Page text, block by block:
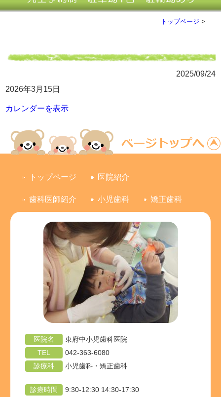
トップページ >
2025/09/24
2026年3月15日
カレンダーを表示
トップページ 医院紹介
歯科医師紹介 小児歯科 矯正歯科
医院名
東府中小児歯科医院
TEL
042-363-6080
診療科
小児歯科・矯正歯科
診療時間 9:30-12:30 14:30-17:30